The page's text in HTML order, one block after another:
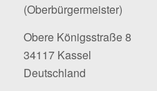
(Oberbürgermeister)
Obere Königsstraße 8
34117 Kassel
Deutschland